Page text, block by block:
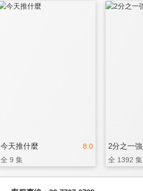
8.0
今天推什麼
全 9 集
2分之一強
全 1392 集